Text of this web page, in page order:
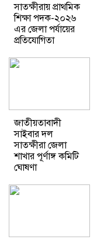
সাতক্ষীরায় প্রাথমিক
শিক্ষা পদক-২০২৬
এর জেলা পর্যায়ের
প্রতিযোগিতা
জাতীয়তাবাদী
সাইবার দল
সাতক্ষীরা জেলা
শাখার পূর্ণাঙ্গ কমিটি
ঘোষণা